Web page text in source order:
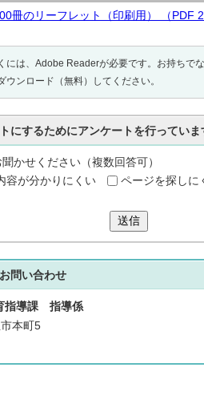
冊のリーフレット（印刷用） （PDF
には、Adobe Readerが必要です。お持ちで
ウンロード（無料）してください。
にするためにアンケートを行っていま
かせください（複数回答可）
容が分かりにくい ページを探しに
送信
お問い合わせ
指導課 指導係
本町5